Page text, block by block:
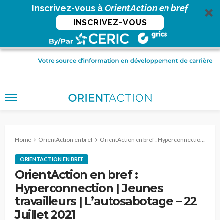
Inscrivez-vous àOrientAction en bref
INSCRIVEZ-VOUS
Home OrientAction en bref OrientAction en bref : Hyperconnection | Jeunes travailleurs | L’autosabotage – 22 Juillet 2021
ORIENTACTION EN BREF
OrientAction en bref :
Hyperconnection | Jeunes
travailleurs | L’autosabotage – 22
Juillet 2021